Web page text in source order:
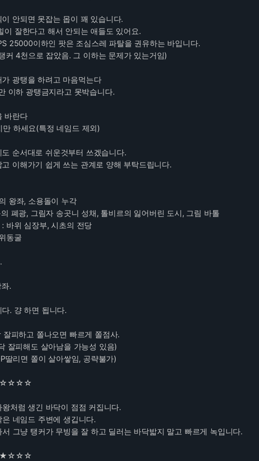
이 안되면 못잡는 몹이 꽤 있습니다.
이 잘한다고 해서 안되는 애들도 있어요.
25000이하인 팟은 조심스레 파탈을 권유하는 바입니다.
커 4천으로 잡았음. 그 이하는 문제가 있는거임)
가 광탱을 하려고 마음먹는다
이하 광탱금지라고 못박습니다.
바란다
하세요(특정 네임드 제외)
도 순서대로 쉬운것부터 쓰겠습니다.
고 이해가기 쉽게 쓰는 관계로 양해 부탁드립니다.
왕좌, 소용돌이 누각
폐광, 그림자 송곳니 성채, 톨비르의 잃어버린 도시, 그림 바톨
: 바위 심장부, 시초의 전당
동굴
.
. 걍 하면 됩니다.
잘피하고 쫄나오면 빠르게 쫄점사.
해도 살아남을 가능성 있음)
면 쫄이 살아쌓임, 공략불가)
처럼 생긴 바닥이 점점 커집니다.
임드 주변에 생깁니다.
탱커가 무빙을 잘 하고 딜러는 바닥밟지 말고 빠르게 녹입니다.